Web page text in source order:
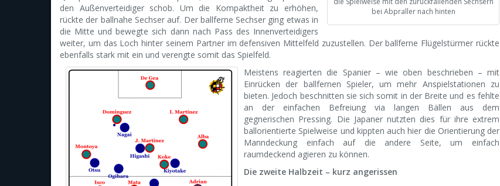
bei Abpraller nach hinten
den Außenverteidiger schob. Um die Kompaktheit zu erhöhen,
rückte der ballnahe Sechser auf. Der ballferne Sechser ging etwas in
die Mitte und bewegte sich dann nach Pass des Innenverteidigers
weiter, um das Loch hinter seinem Partner im defensiven Mittelfeld zuzustellen. Der ballferne Flügelstürmer rückte
ebenfalls stark mit ein und verengte somit das Spielfeld.
Meistens reagierten die Spanier – wie oben beschrieben – mit
Einrücken der ballfernen Spieler, um mehr Anspielstationen zu
bieten. Jedoch beschnitten sie sich somit in der Breite und es fehlte
an der einfachen Befreiung via langen Bällen aus dem
gegnerischen Pressing. Die Japaner nutzten dies für ihre extrem
ballorientierte Spielweise und kippten auch hier die Orientierung der
Manndeckung einfach auf die andere Seite, um einfach
raumdeckend agieren zu können.
Die zweite Halbzeit – kurz angerissen